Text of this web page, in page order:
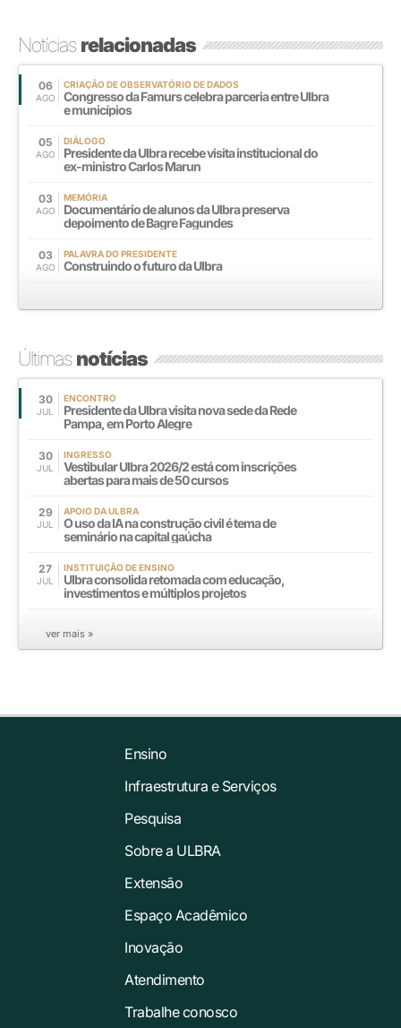
Notíciasrelacionadas
06
AGO
CRIAÇÃO DE OBSERVATÓRIO DE DADOS
Congresso da Famurs celebra parceria entre Ulbra
e municípios
05
AGO
DIÁLOGO
Presidente da Ulbra recebe visita institucional do
ex-ministro Carlos Marun
03
AGO
MEMÓRIA
Documentário de alunos da Ulbra preserva
depoimento de Bagre Fagundes
03
AGO
PALAVRA DO PRESIDENTE
Construindo o futuro da Ulbra
Últimasnotícias
30
JUL
ENCONTRO
Presidente da Ulbra visita nova sede da Rede
Pampa, em Porto Alegre
30
JUL
INGRESSO
Vestibular Ulbra 2026/2 está com inscrições
abertas para mais de 50 cursos
29
JUL
APOIO DA ULBRA
O uso da IA na construção civil é tema de
seminário na capital gaúcha
27
JUL
INSTITUIÇÃO DE ENSINO
Ulbra consolida retomada com educação,
investimentos e múltiplos projetos
ver mais »
Ensino
Infraestrutura e Serviços
Pesquisa
Sobre a ULBRA
Extensão
Espaço Acadêmico
Inovação
Atendimento
Trabalhe conosco